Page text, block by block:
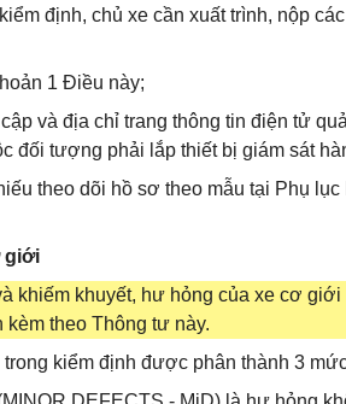
định, chủ xe cần xuất trình, nộp
1 Điều này;
và địa chỉ trang thông tin điện tử
đối tượng phải lắp thiết bị giám sát
theo dõi hồ sơ theo mẫu tại Phụ lục
giới
khiếm khuyết, hư hỏng của xe cơ giới
theo Thông tư này.
kiểm định được phân thành 3